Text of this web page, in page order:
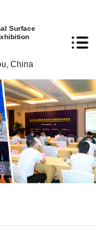
Surface
China